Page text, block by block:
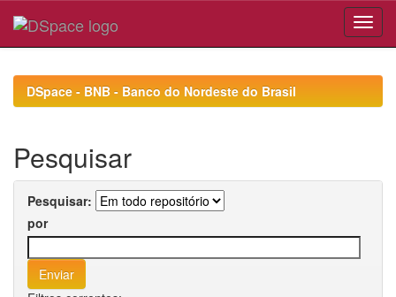
navigationDSpace - BNB - Banco do Nordeste do Brasil
Pesquisar
Pesquisar:
por